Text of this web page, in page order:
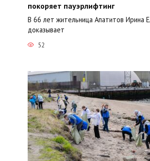
покоряет пауэрлифтинг
В 66 лет жительница Апатитов Ирина
доказывает
52